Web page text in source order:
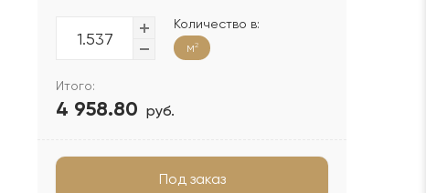
Количество в:
м2
Итого:
4 958.80 руб.
Под заказ